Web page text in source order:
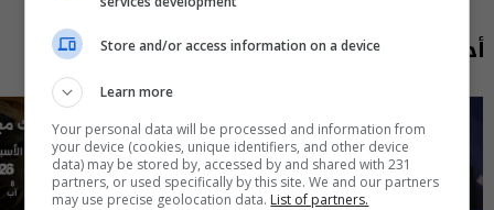
أحدث الحلقاتStore and/or access information on a device
Learn more
Your personal data will be processed and information from
your device (cookies, unique identifiers, and other device
data) may be stored by, accessed by and shared with 231
partners, or used specifically by this site. We and our partners
may use precise geolocation data. List of partners.